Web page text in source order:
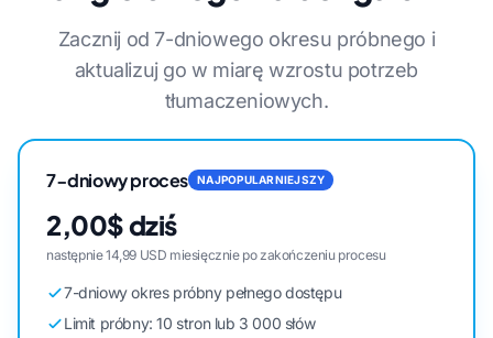
Zacznij od 7-dniowego okresu próbnego i
aktualizuj go w miarę wzrostu potrzeb
tłumaczeniowych.
7-dniowy proces NAJPOPULARNIEJSZY
2,00$ dziś
następnie 14,99 USD miesięcznie po zakończeniu procesu
7-dniowy okres próbny pełnego dostępu
Limit próbny: 10 stron lub 3 000 słów